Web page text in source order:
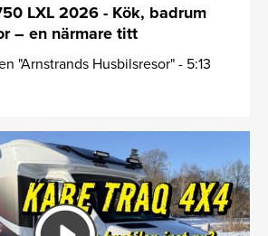
LXL 2026 - Kök, badrum
– en närmare titt
"Arnstrands Husbilsresor" - 5:13